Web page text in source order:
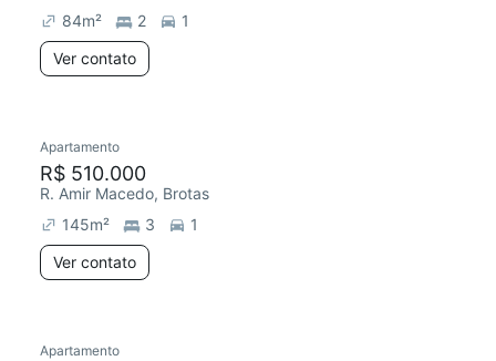
84m² 2
1
Ver contato
Redecorar
Apartamento
R$ 510.000
R. Amir Macedo, Brotas
145m² 3
1
Ver contato
Redecorar
Apartamento